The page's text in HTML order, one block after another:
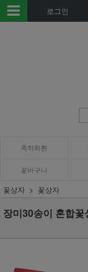
로그인
축하화환
꽃바구니
꽃상자 꽃상자
장미30송이 혼합